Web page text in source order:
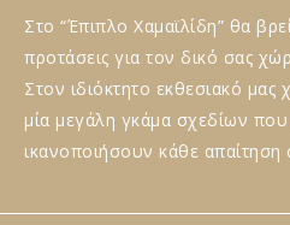
Στο “Έπιπλο Χαμαϊλίδη” θα
προτάσεις για τον δικό σας
Στον ιδιόκτητο εκθεσιακό
μία μεγάλη γκάμα σχεδίων
ικανοποιήσουν κάθε απαίτηση